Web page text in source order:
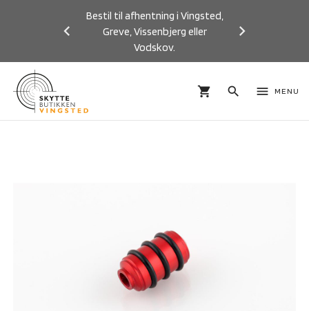
Bestil til afhentning i Vingsted,
Greve, Vissenbjerg eller
Vodskov.
Previous
shopping_cart search menu MENU